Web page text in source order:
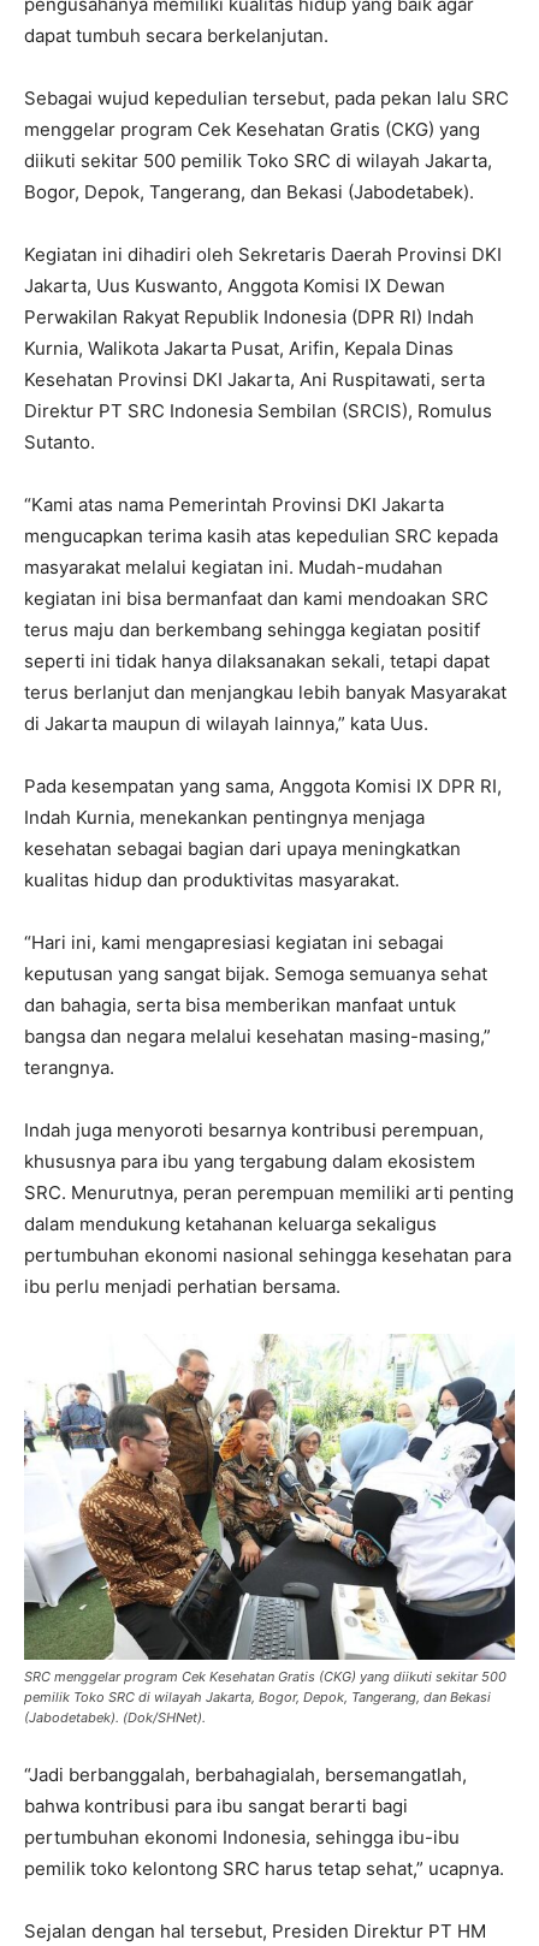
dapat tumbuh secara berkelanjutan.
Sebagai wujud kepedulian tersebut, pada pekan lalu SRC
menggelar program Cek Kesehatan Gratis (CKG) yang
diikuti sekitar 500 pemilik Toko SRC di wilayah Jakarta,
Bogor, Depok, Tangerang, dan Bekasi (Jabodetabek).
Kegiatan ini dihadiri oleh Sekretaris Daerah Provinsi DKI
Jakarta, Uus Kuswanto, Anggota Komisi IX Dewan
Perwakilan Rakyat Republik Indonesia (DPR RI) Indah
Kurnia, Walikota Jakarta Pusat, Arifin, Kepala Dinas
Kesehatan Provinsi DKI Jakarta, Ani Ruspitawati, serta
Direktur PT SRC Indonesia Sembilan (SRCIS), Romulus
Sutanto.
“Kami atas nama Pemerintah Provinsi DKI Jakarta
mengucapkan terima kasih atas kepedulian SRC kepada
masyarakat melalui kegiatan ini. Mudah-mudahan
kegiatan ini bisa bermanfaat dan kami mendoakan SRC
terus maju dan berkembang sehingga kegiatan positif
seperti ini tidak hanya dilaksanakan sekali, tetapi dapat
terus berlanjut dan menjangkau lebih banyak Masyarakat
di Jakarta maupun di wilayah lainnya,” kata Uus.
Pada kesempatan yang sama, Anggota Komisi IX DPR RI,
Indah Kurnia, menekankan pentingnya menjaga
kesehatan sebagai bagian dari upaya meningkatkan
kualitas hidup dan produktivitas masyarakat.
“Hari ini, kami mengapresiasi kegiatan ini sebagai
keputusan yang sangat bijak. Semoga semuanya sehat
dan bahagia, serta bisa memberikan manfaat untuk
bangsa dan negara melalui kesehatan masing-masing,”
terangnya.
Indah juga menyoroti besarnya kontribusi perempuan,
khususnya para ibu yang tergabung dalam ekosistem
SRC. Menurutnya, peran perempuan memiliki arti penting
dalam mendukung ketahanan keluarga sekaligus
pertumbuhan ekonomi nasional sehingga kesehatan para
ibu perlu menjadi perhatian bersama.
SRC menggelar program Cek Kesehatan Gratis (CKG) yang diikuti sekitar 500
pemilik Toko SRC di wilayah Jakarta, Bogor, Depok, Tangerang, dan Bekasi
(Jabodetabek). (Dok/SHNet).
“Jadi berbanggalah, berbahagialah, bersemangatlah,
bahwa kontribusi para ibu sangat berarti bagi
pertumbuhan ekonomi Indonesia, sehingga ibu-ibu
pemilik toko kelontong SRC harus tetap sehat,” ucapnya.
Sejalan dengan hal tersebut, Presiden Direktur PT HM